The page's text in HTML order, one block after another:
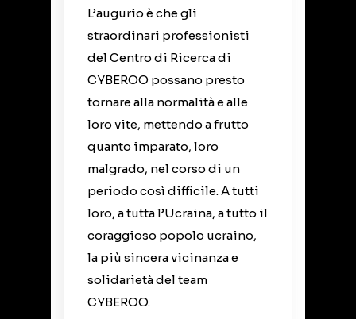
L’augurio è che gli
straordinari professionisti
del Centro di Ricerca di
CYBEROO possano presto
tornare alla normalità e alle
loro vite, mettendo a frutto
quanto imparato, loro
malgrado, nel corso di un
periodo così difficile. A tutti
loro, a tutta l’Ucraina, a tutto il
coraggioso popolo ucraino,
la più sincera vicinanza e
solidarietà del team
CYBEROO.